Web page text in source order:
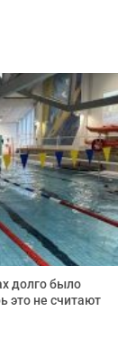
долго было
это не считают